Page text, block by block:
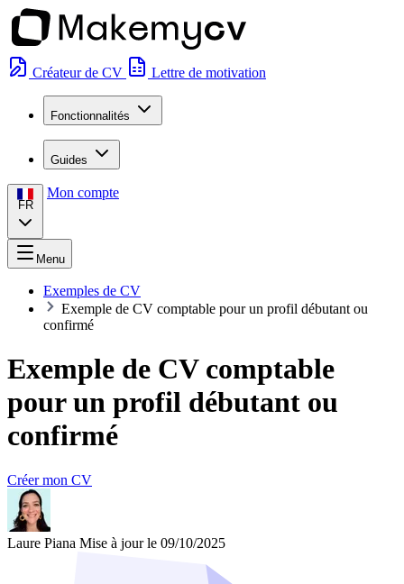
Créateur de CV Lettre de motivation
Fonctionnalités
Guides
FR
Mon compte
Menu
Exemples de CV
Exemple de CV comptable pour un profil débutant ou
confirmé
Exemple de CV comptable
pour un profil débutant ou
confirmé
Créer mon CV
Laure Piana Mise à jour le 09/10/2025